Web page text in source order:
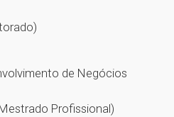
de Negócios
Profissional)